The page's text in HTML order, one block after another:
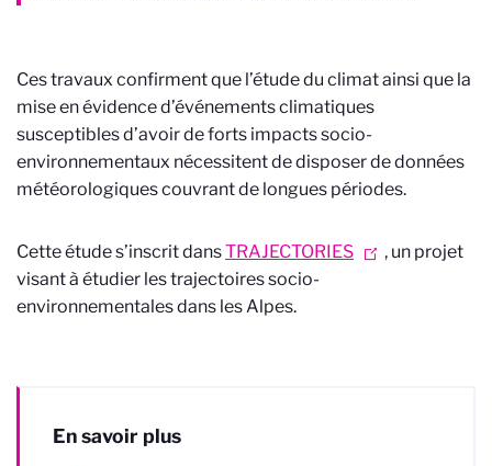
Ces travaux confirment que l’étude du climat ainsi que la
mise en évidence d’événements climatiques
susceptibles d’avoir de forts impacts socio-
environnementaux nécessitent de disposer de données
météorologiques couvrant de longues périodes.
Cette étude s’inscrit dansTRAJECTORIES
, un projet
visant à étudier les trajectoires socio-
environnementales dans les Alpes.
En savoir plus